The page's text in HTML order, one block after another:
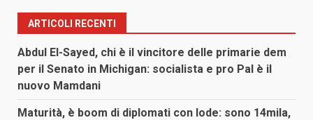
ARTICOLI RECENTI
Abdul El-Sayed, chi è il vincitore delle primarie dem
per il Senato in Michigan: socialista e pro Pal è il
nuovo Mamdani
Maturità, è boom di diplomati con lode: sono 14mila,